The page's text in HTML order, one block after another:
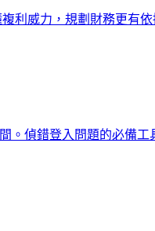
利威力，規劃財務更有依
。偵錯登入問題的必備工